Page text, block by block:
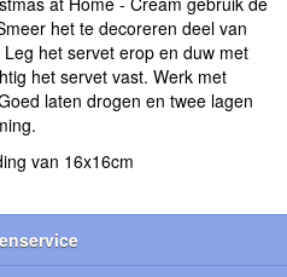
het te decoreren deel van
het servet erop en duw met
het servet vast. Werk met
laten drogen en twee lagen
van 16x16cm